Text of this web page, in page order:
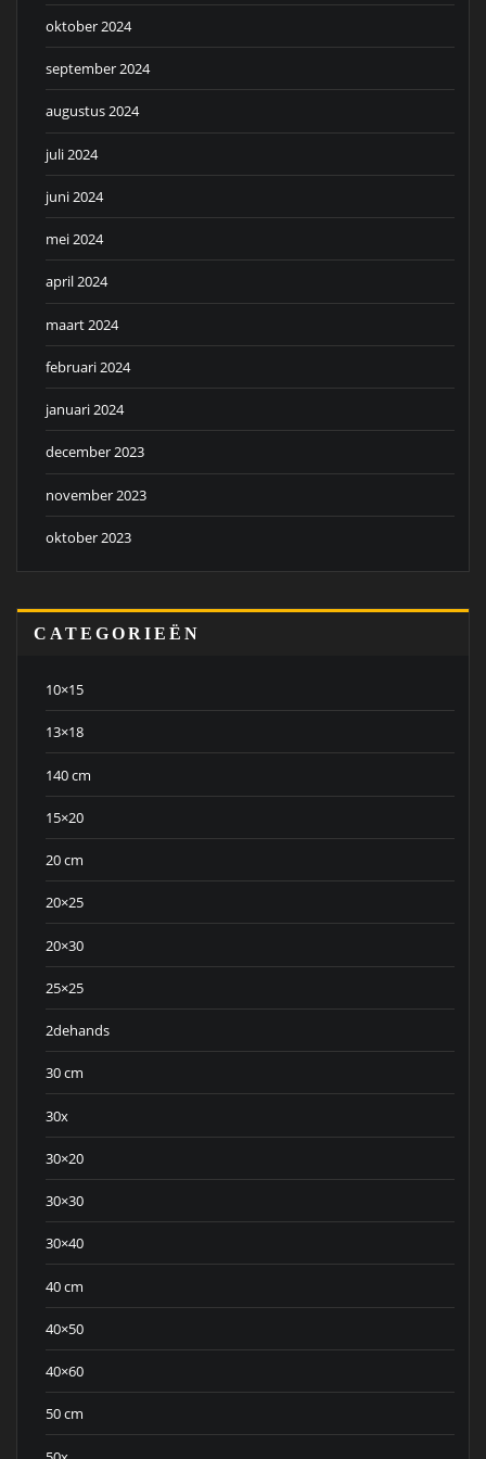
oktober 2024
september 2024
augustus 2024
juli 2024
juni 2024
mei 2024
april 2024
maart 2024
februari 2024
januari 2024
december 2023
november 2023
oktober 2023
CATEGORIEËN
10×15
13×18
140 cm
15×20
20 cm
20×25
20×30
25×25
2dehands
30 cm
30x
30×20
30×30
30×40
40 cm
40×50
40×60
50 cm